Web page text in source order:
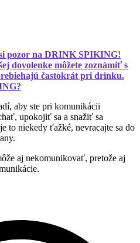
pozor na DRINK SPIKING!
dovolenke môžete zoznámiť s
častokrát pri drinku.
aby ste pri komunikácii
upokojiť sa a snažiť sa
to niekedy ťažké, nevracajte sa do
aj nekomunikovať, pretože aj